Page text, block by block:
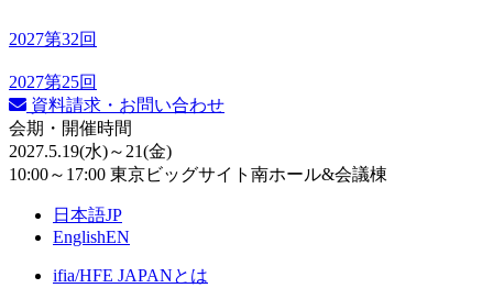
2027第32回
2027第25回
資料請求・お問い合わせ
会期・開催時間
2027.5.19(水)～21(金)
10:00～17:00 東京ビッグサイト南ホール&会議棟
日本語JP
EnglishEN
ifia/HFE JAPANとは